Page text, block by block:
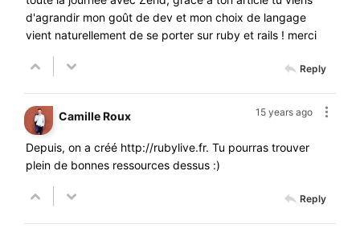
d'agrandir mon goût de dev et mon choix de langage
vient naturellement de se porter sur ruby et rails ! merci
Reply
15 years ago
Camille Roux
Depuis, on a créé http://rubylive.fr. Tu pourras trouver
plein de bonnes ressources dessus :)
Reply